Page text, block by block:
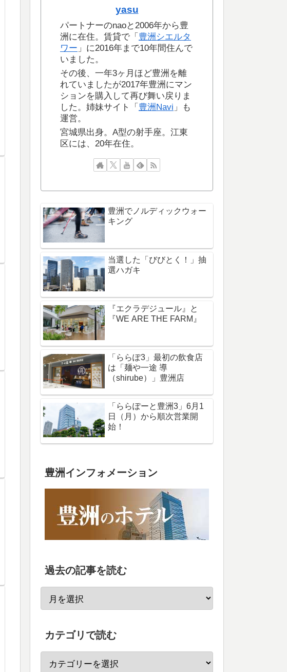
yasu
パートナーのnaoと2006年から豊
洲に在住。賃貸で「 豊洲シエルタ
ワー 」に2016年まで10年間住んで
いました。
その後、一年3ヶ月ほど豊洲を離
れていましたが2017年豊洲にマン
ションを購入して再び舞い戻りま
した。姉妹サイト「 豊洲Navi 」も
運営。
宮城県出身。A型の射手座。江東
区には、20年在住。
豊洲でノルディックウォー
キング
当選した「びびとく！」抽
選ハガキ
『エクラデジュール』と
『WE ARE THE FARM』
「ららぽ3」最初の飲食店
は「麺や一途 導
（shirube）」豊洲店
「ららぽーと豊洲3」6月1
日（月）から順次営業開
始！
豊洲インフォメーション
過去の記事を読む
カテゴリで読む